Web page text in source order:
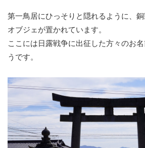
第一鳥居にひっそりと隠れるように、
オブジェが置かれています。
ここには日露戦争に出征した方々のお
うです。